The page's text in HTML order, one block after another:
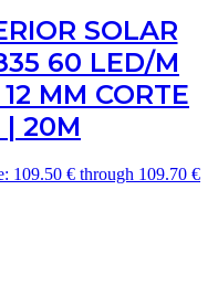
SOLAR
60 LED/M
MM CORTE
| 20M
109.50 € through 109.70 €